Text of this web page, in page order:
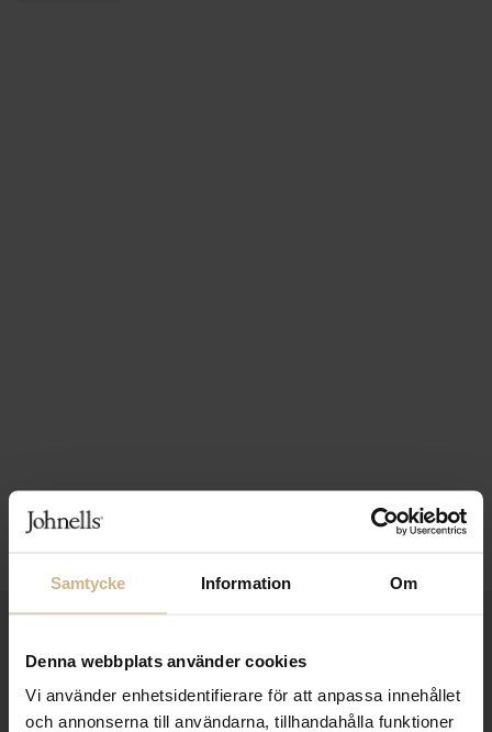
Samtycke Information Om
Denna webbplats använder cookies
Vi använder enhetsidentifierare för att anpassa innehållet
och annonserna till användarna, tillhandahålla funktioner
SAMLA BONUS I KUNDKLUBBEN